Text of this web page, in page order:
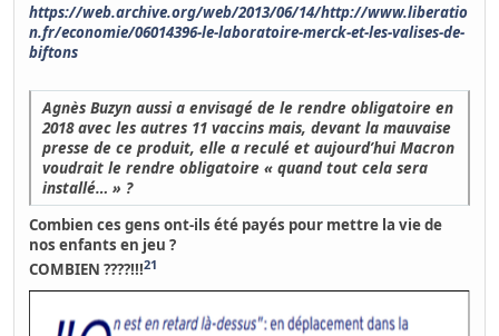
https://web.archive.org/web/2013/06/14/http://www.liberatio
n.fr/economie/06014396-le-laboratoire-merck-et-les-valises-de-
biftons
Agnès Buzyn aussi a envisagé de le rendre obligatoire en
2018 avec les autres 11 vaccins mais, devant la mauvaise
presse de ce produit, elle a reculé et aujourd’hui Macron
voudrait le rendre obligatoire « quand tout cela sera
installé… » ?
Combien ces gens ont-ils été payés pour mettre la vie de
nos enfants en jeu ?
COMBIEN ????!!!21